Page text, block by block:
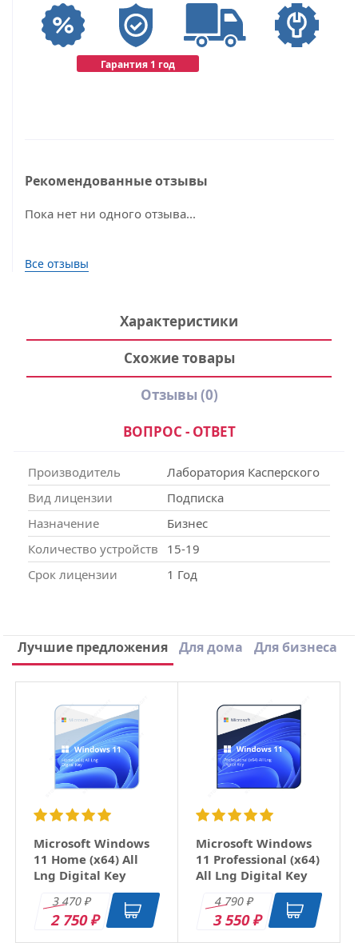
Гарантия 1 год
Рекомендованные отзывы
Пока нет ни одного отзыва...
Все отзывы
Характеристики
Схожие товары
Отзывы (0)
ВОПРОС - ОТВЕТ
Производитель
Лаборатория Касперского
Вид лицензии
Подписка
Назначение
Бизнес
Количество устройств
15-19
Срок лицензии
1 Год
Написать отзыв
×
Email
Заголовок
Оцените товар
Лучшие предложения Для дома Для бизнеса
Microsoft Windows
11 Home (x64) All
Lng Digital Key
3 470₽
2 750₽
Microsoft Windows
11 Professional (x64)
All Lng Digital Key
4 790₽
3 550₽